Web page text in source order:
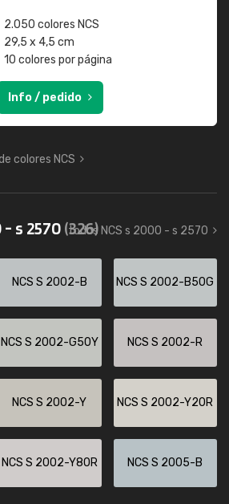
2.050 colores NCS
29,5 x 4,5 cm
10 colores por página
Info / pedido
colores NCS
- s 2570(326)
todos NCS s 2000 - s 2570
NCS S 2002-B NCS S 2002-B50G
NCS S 2002-G50Y NCS S 2002-R
NCS S 2002-Y NCS S 2002-Y20R
NCS S 2002-Y80R NCS S 2005-B